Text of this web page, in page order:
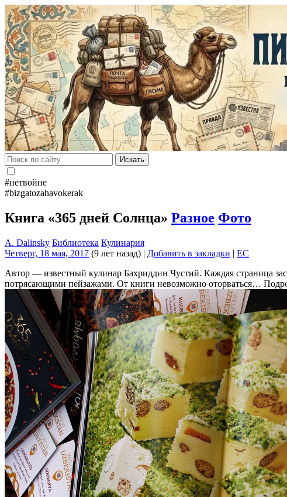
Искать
#нетвойне
#bizgatozahavokerak
Книга «365 дней Солнца» Разное Фото
A. Dalinsky Библиотека Кулинария
Четверг, 18 мая, 2017 (9 лет назад) | Добавить в закладки | EC
Автор — известный кулинар Бахриддин Чустий. Каждая страница
потрясающими пейзажами. От книги невозможно оторваться…